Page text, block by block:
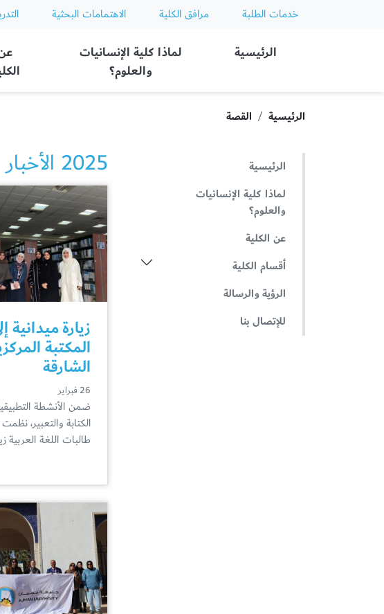
خدمات الطلبة مرافق الكلية الاهتمامات البحثية
Ajman University
الرئيسية
لماذا كلية الإنسانيات
والعلوم؟
الرئيسية القصة
الرئيسية
لماذا كلية الإنسانيات
والعلوم؟
عن الكلية
أقسام الكلية
الرؤية والرسالة
للإتصال بنا
2025 الأخبار
زيارة ميدانية
المكتبة
الشارقة
26 فبراير
ضمن الأنشطة
الكتابة والتعبير،
طالبات اللغة العربية